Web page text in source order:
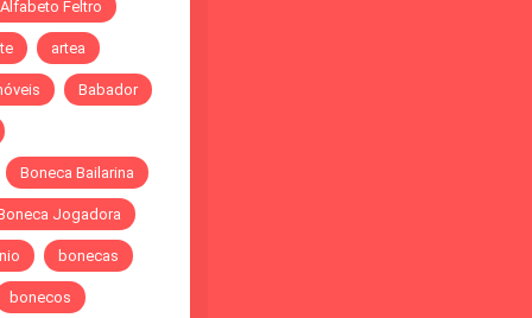
Alfabeto Feltro
artea
Babador
Boneca Bailarina
Jogadora
bonecas
bonecos